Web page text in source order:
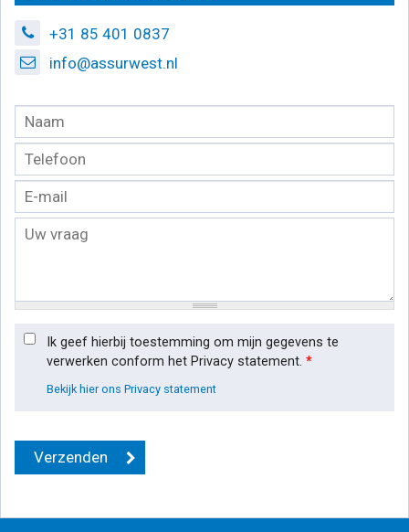
+31 85 401 0837
info@assurwest.nl
Ik geef hierbij toestemming om mijn gegevens te
verwerken conform het Privacy statement. *
Bekijk hier ons Privacy statement